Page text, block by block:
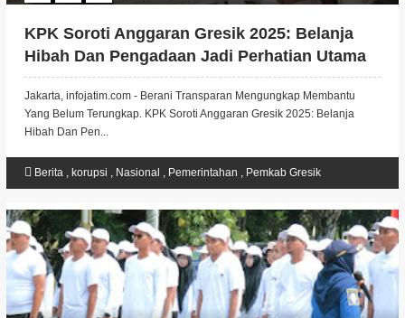
KPK Soroti Anggaran Gresik 2025: Belanja
Hibah Dan Pengadaan Jadi Perhatian Utama
Jakarta, infojatim.com - Berani Transparan Mengungkap Membantu
Yang Belum Terungkap. KPK Soroti Anggaran Gresik 2025: Belanja
Hibah Dan Pen...
Berita, korupsi , Nasional , Pemerintahan , Pemkab Gresik